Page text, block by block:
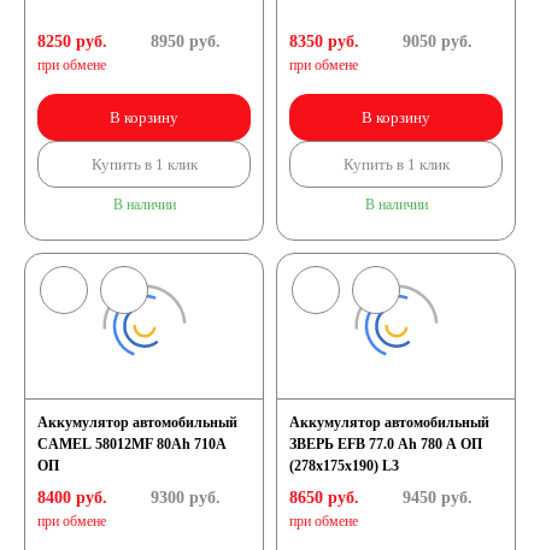
8250 руб.
при обмене
8950руб.
В корзину
Купить в 1 клик
В наличии
8350 руб.
при обмене
9050руб.
В корзину
Купить в 1 клик
В наличии
Аккумулятор автомобильный
CAMEL 58012MF 80Ah 710A
ОП
8400 руб.
при обмене
9300руб.
Аккумулятор автомобильный
ЗВЕРЬ EFB 77.0 Ah 780 А ОП
(278x175x190) L3
8650 руб.
при обмене
9450руб.